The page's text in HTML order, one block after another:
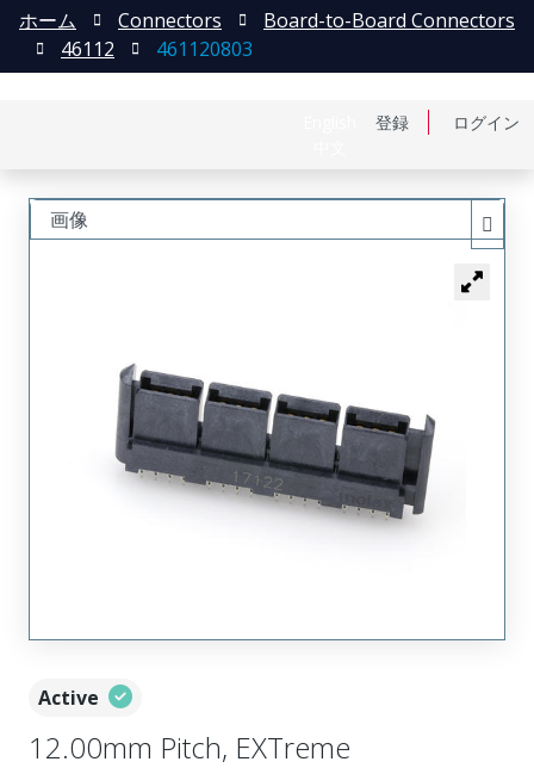
登録 ログイン
ホーム Connectors
Board-to-Board Connectors
46112
461120803
Active
12.00mm Pitch, EXTreme
画像